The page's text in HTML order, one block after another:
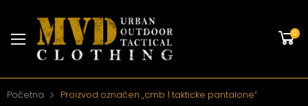
0
Početna Proizvod označen „cmb 1 takticke pantalone“